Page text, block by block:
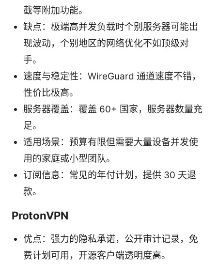
截等附加功能。
缺点：极端高并发负载时个别服务器可能出
现波动，个别地区的网络优化不如顶级对
手。
速度与稳定性：WireGuard 通道速度不错，
性价比极高。
服务器覆盖：覆盖 60+ 国家，服务器数量充
足。
适用场景：预算有限但需要大量设备并发使
用的家庭或小型团队。
订阅信息：常见的年付计划，提供 30 天退
款。
ProtonVPN
优点：强力的隐私承诺，公开审计记录，免
费计划可用，开源客户端透明度高。